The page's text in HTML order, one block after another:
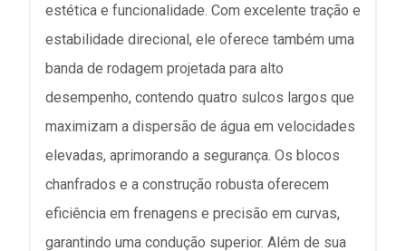
estética e funcionalidade. Com excelente tração e
estabilidade direcional, ele oferece também uma
banda de rodagem projetada para alto
desempenho, contendo quatro sulcos largos que
maximizam a dispersão de água em velocidades
elevadas, aprimorando a segurança. Os blocos
chanfrados e a construção robusta oferecem
eficiência em frenagens e precisão em curvas,
garantindo uma condução superior. Além de sua